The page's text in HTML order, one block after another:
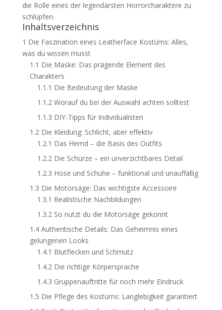
die Rolle eines der legendärsten Horrorcharaktere zu
schlüpfen.
Inhaltsverzeichnis
1 Die Faszination eines Leatherface Kostüms: Alles,
was du wissen musst
1.1 Die Maske: Das prägende Element des
Charakters
1.1.1 Die Bedeutung der Maske
1.1.2Worauf du bei der Auswahl achten solltest
1.1.3 DIY-Tipps für Individualisten
1.2Die Kleidung: Schlicht, aber effektiv
1.2.1 Das Hemd – die Basis des Outfits
1.2.2Die Schürze – ein unverzichtbares Detail
1.2.3 Hose und Schuhe – funktional und unauffällig
1.3 Die Motorsäge: Das wichtigste Accessoire
1.3.1 Realistische Nachbildungen
1.3.2So nutzt du die Motorsäge gekonnt
1.4Authentische Details: Das Geheimnis eines
gelungenen Looks
1.4.1 Blutflecken und Schmutz
1.4.2Die richtige Körpersprache
1.4.3 Gruppenauftritte für noch mehr Eindruck
1.5 Die Pflege des Kostüms: Langlebigkeit garantiert